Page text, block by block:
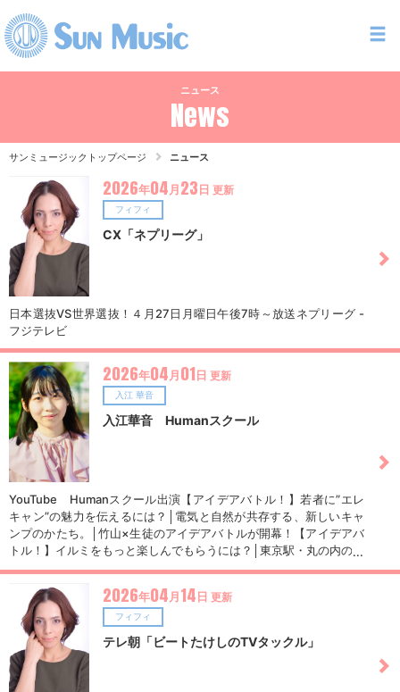
サンミュージックトップページ ニュース
ニュース
News
2026年04 月23日 更新
フィフィ
CX「ネプリーグ」
日本選抜VS世界選抜！４月27日月曜日午後7時～放送ネプリーグ -
フジテレビ
2026年04 月01日 更新
入江 華音
入江華音 Humanスクール
YouTube Humanスクール出演【アイデアバトル！】若者に”エレ
キャン”の魅力を伝えるには？│電気と自然が共存する、新しいキャ
ンプのかたち。│竹山×生徒のアイデアバトルが開幕！【アイデアバ
トル！】イルミをもっと楽しんでもらうには？│東京駅・丸の内の冬
を彩る「丸の内イルミネーション」│竹山×生徒のアイデアバトルが
2026年04 月14日 更新
フィフィ
テレ朝「ビートたけしのTVタックル」